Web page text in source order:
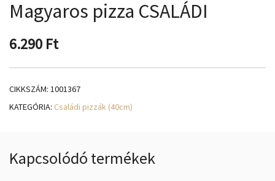
Magyaros pizza CSALÁDI
6.290 Ft
CIKKSZÁM: 1001367
KATEGÓRIA: Családi pizzák (40cm)
Kapcsolódó termékek